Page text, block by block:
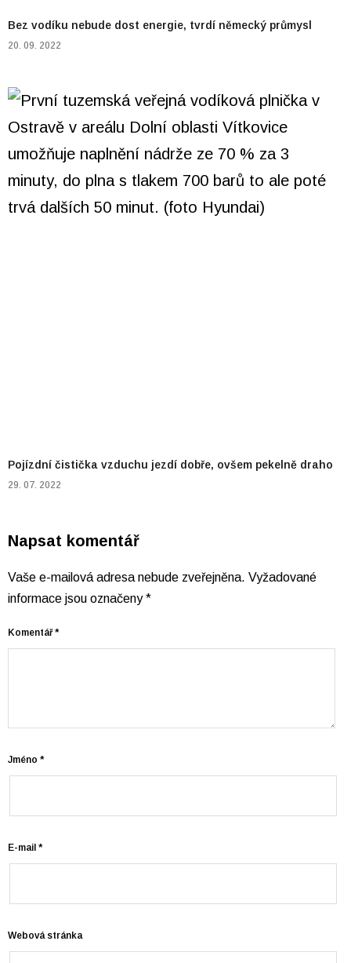
Bez vodíku nebude dost energie, tvrdí německý průmysl
20. 09. 2022
Pojízdní čistička vzduchu jezdí dobře, ovšem pekelně draho
29. 07. 2022
Napsat komentář
Vaše e-mailová adresa nebude zveřejněna. Vyžadované
informace jsou označeny*
Komentář*
Jméno *
E-mail *
Webová stránka